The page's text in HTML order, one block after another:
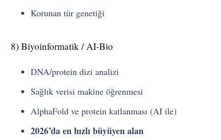
Korunan tür genetiği
8) Biyoinformatik / AI-Bio
DNA/protein dizi analizi
Sağlık verisi makine öğrenmesi
AlphaFold ve protein katlanması (AI ile)
2026’da en hızlı büyüyen alan